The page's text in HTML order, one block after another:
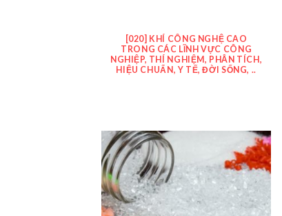
[020] KHÍ CÔNG NGHỆ CAO
TRONG CÁC LĨNH VỰC CÔNG
NGHIỆP, THÍ NGHIỆM, PHÂN TÍCH,
HIỆU CHUẨN, Y TẾ, ĐỜI SỐNG, ..